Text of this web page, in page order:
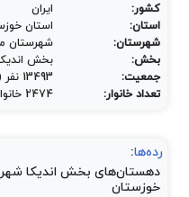
کشور:
ایران
استان:
استان
شهرستان:
شهرستان
بخش:
بخش
جمعیت:
13493 نفر (سرشماری 1385)
تعداد خانوار:
2474 خانواده (سرشماری 1385)
رده‌ها:
دهستان‌های بخش اندیکا
خوزستان